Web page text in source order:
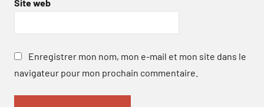
Site web
Enregistrer mon nom, mon e-mail et mon site dans le
navigateur pour mon prochain commentaire.